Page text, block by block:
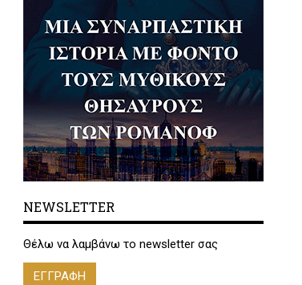
NEWSLETTER
Θέλω να λαμβάνω το newsletter σας
ΕΓΓΡΑΦΗ